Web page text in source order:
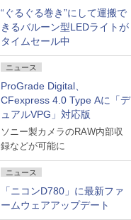
“ぐるぐる巻き”にして運搬で
きるバルーン型LEDライトが
タイムセール中
ニュース
ProGrade Digital、
CFexpress 4.0 Type Aに「デ
ュアルVPG」対応版
ソニー製カメラのRAW内部収
録などが可能に
ニュース
「ニコンD780」に最新ファ
ームウェアアップデート